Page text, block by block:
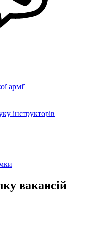
армії
інструкторів
вакансій